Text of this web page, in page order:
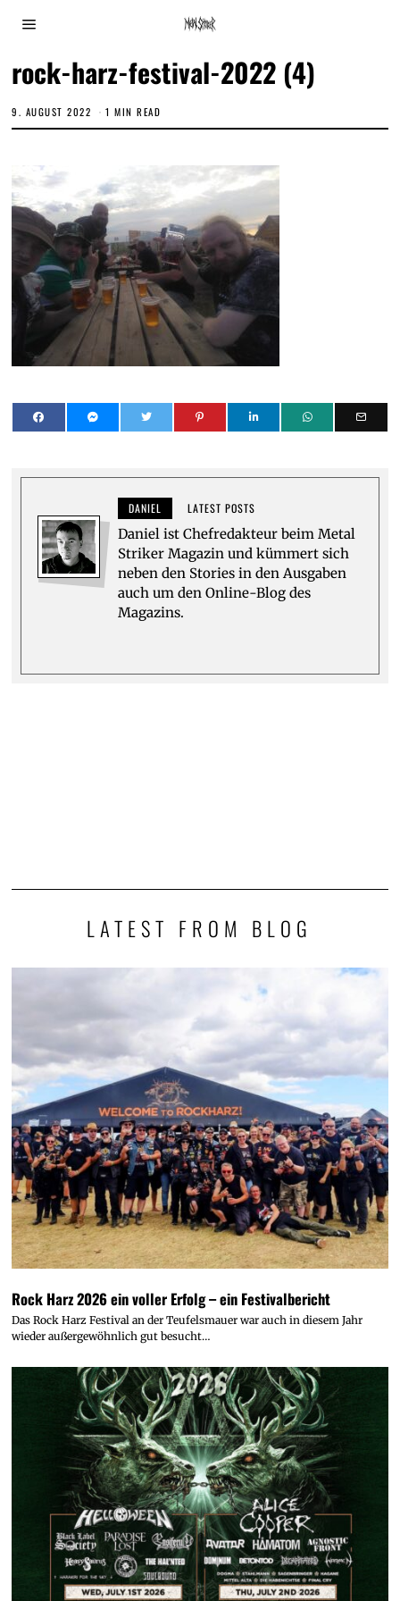
rock-harz-festival-2022 (4)
9. AUGUST 2022 1 MIN READ
DANIEL LATEST POSTS
Daniel ist Chefredakteur beim Metal
Striker Magazin und kümmert sich
neben den Stories in den Ausgaben
auch um den Online-Blog des
Magazins.
LATEST FROM BLOG
Rock Harz 2026 ein voller Erfolg – ein Festivalbericht
Das Rock Harz Festival an der Teufelsmauer war auch in diesem Jahr
wieder außergewöhnlich gut besucht…